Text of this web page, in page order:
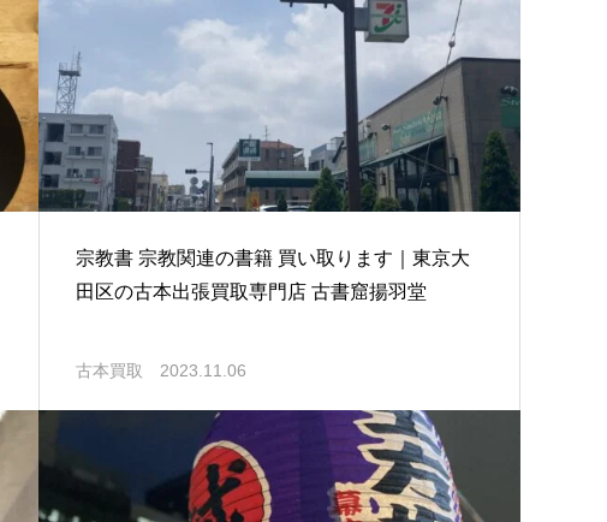
宗教書 宗教関連の書籍 買い取ります｜東京大
田区の古本出張買取専門店 古書窟揚羽堂
古本買取 2023.11.06